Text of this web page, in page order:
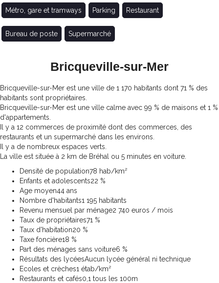
Métro, gare et tramways Parking Restaurant
Bureau de poste Supermarché
Bricqueville-sur-Mer
Bricqueville-sur-Mer est une ville de 1 170 habitants dont 71 % des
habitants sont propriétaires.
Bricqueville-sur-Mer est une ville calme avec 99 % de maisons et 1 %
d'appartements.
Il y a 12 commerces de proximité dont des commerces, des
restaurants et un supermarché dans les environs.
Il y a de nombreux espaces verts.
La ville est située à 2 km de Bréhal ou 5 minutes en voiture.
Densité de population78 hab/km²
Enfants et adolescents22 %
Age moyen44 ans
Nombre d'habitants1 195 habitants
Revenu mensuel par ménage2 740 euros / mois
Taux de propriétaires71 %
Taux d'habitation20 %
Taxe foncière18 %
Part des ménages sans voiture6 %
Résultats des lycéesAucun lycée général ni technique
Ecoles et crèches1 étab/km²
Restaurants et cafés0,1 tous les 100m